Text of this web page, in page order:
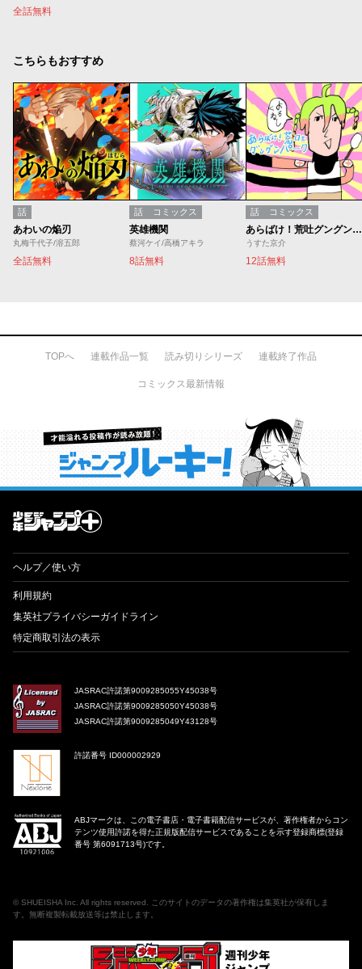
全話無料
こちらもおすすめ
話
あわいの焔刃
丸梅千代子/溶五郎
全話無料
話 コミックス
英雄機関
蔡河ケイ/高橋アキラ
8話無料
話 コミックス
あらばけ！荒吐グングンパーク
うすた京介
12話無料
TOPへ 連載作品一覧 読み切りシリーズ 連載終了作品
コミックス最新情報
才能溢れる投稿作が読み放題！ ジャンプルーキー！
ヘルプ／使い方
利用規約
集英社プライバシーガイドライン
特定商取引法の表示
JASRAC許諾第9009285055Y45038号
JASRAC許諾第9009285050Y45038号
JASRAC許諾第9009285049Y43128号
許諾番号 ID000002929
ABJマークは、この電子書店・電子書籍配信サービスが、著作権者からコン
テンツ使用許諾を得た正規版配信サービスであることを示す登録商標(登録
番号 第6091713号)です。
© SHUEISHA Inc . All rights reserved. このサイトのデータの著作権は集英社が保有しま
す。無断複製転載放送等は禁止します。